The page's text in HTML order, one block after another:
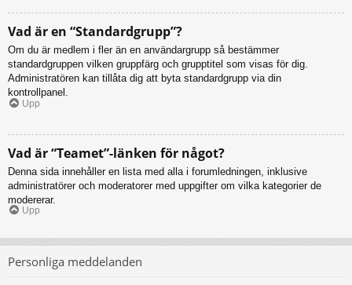
Vad är en “Standardgrupp”?
Om du är medlem i fler än en användargrupp så bestämmer
standardgruppen vilken gruppfärg och grupptitel som visas för dig.
Administratören kan tillåta dig att byta standardgrupp via din
kontrollpanel.
Upp
Vad är “Teamet”-länken för något?
Denna sida innehåller en lista med alla i forumledningen, inklusive
administratörer och moderatorer med uppgifter om vilka kategorier de
modererar.
Upp
Personliga meddelanden